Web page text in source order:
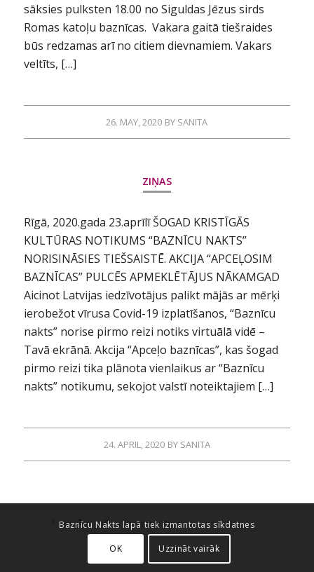
sāksies pulksten 18.00 no Siguldas Jēzus sirds
Romas katoļu baznīcas. Vakara gaitā tiešraides
būs redzamas arī no citiem dievnamiem. Vakars
veltīts, […]
26. MAY, 2020 BY SANITA
ZIŅAS
Rīgā, 2020.gada 23.aprīlī ŠOGAD KRISTĪGĀS
KULTŪRAS NOTIKUMS “BAZNĪCU NAKTS”
NORISINĀSIES TIEŠSAISTĒ. AKCIJA “APCEĻOSIM
BAZNĪCAS” PULCĒS APMEKLĒTĀJUS NĀKAMGAD
Aicinot Latvijas iedzīvotājus palikt mājās ar mērķi
ierobežot vīrusa Covid-19 izplatīšanos, “Baznīcu
nakts” norise pirmo reizi notiks virtuālā vidē –
Tavā ekrānā. Akcija “Apceļo baznīcas”, kas šogad
pirmo reizi tika plānota vienlaikus ar “Baznīcu
nakts” notikumu, sekojot valstī noteiktajiem […]
24. APRIL, 2020 BY SANITA
Page 2 of 3
2 3
Baznīcu Nakts lapā tiek izmantotas sīkdatnes
OK Uzzināt vairāk